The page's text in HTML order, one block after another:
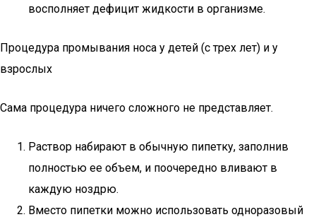
восполняет дефицит жидкости в организме.
Процедура промывания носа у детей (с трех лет) и у
взрослых
Сама процедура ничего сложного не представляет.
Раствор набирают в обычную пипетку, заполнив
полностью ее объем, и поочередно вливают в
каждую ноздрю.
Вместо пипетки можно использовать одноразовый